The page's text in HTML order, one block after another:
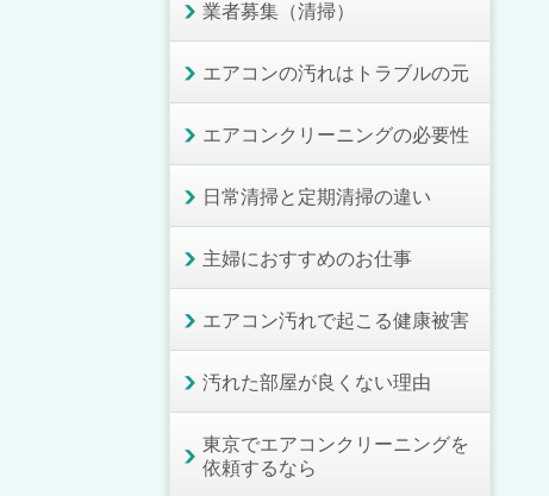
業者募集（清掃）
エアコンの汚れはトラブルの元
エアコンクリーニングの必要性
日常清掃と定期清掃の違い
主婦におすすめのお仕事
エアコン汚れで起こる健康被害
汚れた部屋が良くない理由
東京でエアコンクリーニングを
依頼するなら